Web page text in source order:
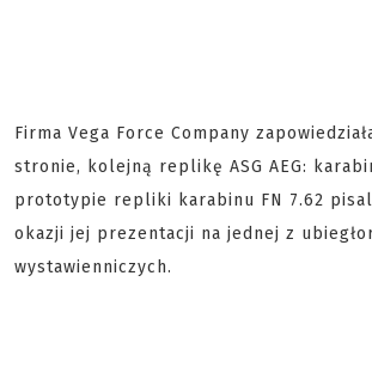
Firma Vega Force Company
stronie, kolejną replikę ASG AEG:
prototypie repliki karabinu FN 7.62
okazji jej prezentacji na jednej z
wystawienniczych.